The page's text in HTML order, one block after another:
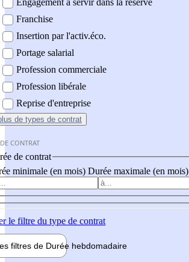
Engagement à servir dans la réserve
Franchise
Insertion par l'activ.éco.
Portage salarial
Profession commerciale
Profession libérale
Reprise d'entreprise
de types de contrat
CONTRAT
de contrat
minimale (en mois) Durée maximale (en mois)
le filtre du type de contrat
filtres de Durée hebdomadaire